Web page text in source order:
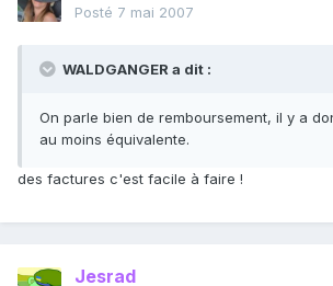
Posté 7 mai 2007
WALDGANGER a dit :
On parle bien de remboursement, il y a
au moins équivalente.
des factures c'est facile à faire !
Jesrad